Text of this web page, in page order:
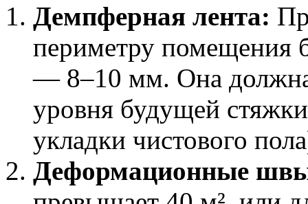
Демпферная лента:
периметру помещения
— 8–10 мм. Она
уровня будущей
укладки чистового
Деформационные